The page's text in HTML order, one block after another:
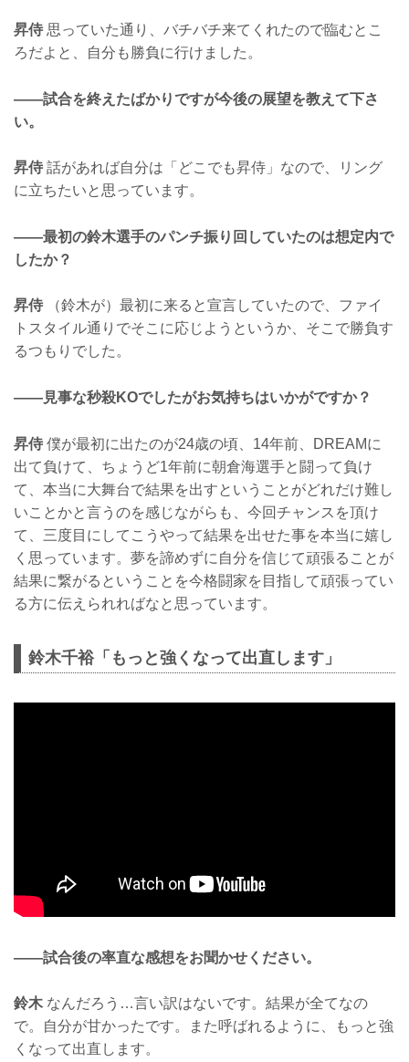
昇侍 思っていた通り、バチバチ来てくれたので臨むとこ
ろだよと、自分も勝負に行けました。
——試合を終えたばかりですが今後の展望を教えて下さ
い。
昇侍 話があれば自分は「どこでも昇侍」なので、リング
に立ちたいと思っています。
——最初の鈴木選手のパンチ振り回していたのは想定内で
したか？
昇侍 （鈴木が）最初に来ると宣言していたので、ファイ
トスタイル通りでそこに応じようというか、そこで勝負す
るつもりでした。
——見事な秒殺KOでしたがお気持ちはいかがですか？
昇侍 僕が最初に出たのが24歳の頃、14年前、DREAMに
出て負けて、ちょうど1年前に朝倉海選手と闘って負け
て、本当に大舞台で結果を出すということがどれだけ難し
いことかと言うのを感じながらも、今回チャンスを頂け
て、三度目にしてこうやって結果を出せた事を本当に嬉し
く思っています。夢を諦めずに自分を信じて頑張ることが
結果に繋がるということを今格闘家を目指して頑張ってい
る方に伝えられればなと思っています。
鈴木千裕「もっと強くなって出直します」
——試合後の率直な感想をお聞かせください。
鈴木 なんだろう…言い訳はないです。結果が全てなの
で。自分が甘かったです。また呼ばれるように、もっと強
くなって出直します。